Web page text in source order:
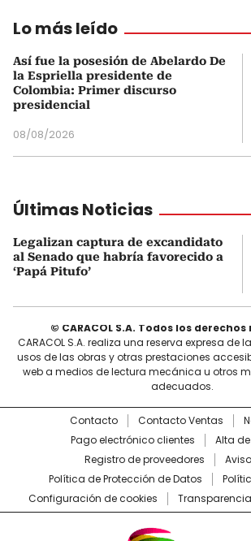
Lo más leído
Así fue la posesión de Abelardo De
la Espriella presidente de
Colombia: Primer discurso
presidencial
08/08/2026
Últimas Noticias
Legalizan captura de excandidato
al Senado que habría favorecido a
‘Papá Pitufo’
© CARACOL S.A. Todos los
CARACOL S.A. realiza una reserva expresa de
usos de las obras y otras prestaciones
web a medios de lectura mecánica u otros
adecuados.
Contacto Contacto Ventas
Pago electrónico clientes
Alta
Registro de proveedores
Política de Protección de Datos
Configuración de cookies
Transparencia